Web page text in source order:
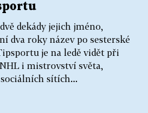
dekády jejich jméno,
dva roky název po sesterské
je na ledě vidět při
i mistrovství světa,
sítích...